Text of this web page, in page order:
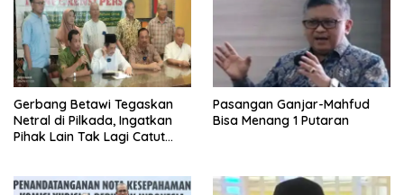
Gerbang Betawi Tegaskan
Netral di Pilkada, Ingatkan
Pihak Lain Tak Lagi Catut
Pasangan Ganjar-Mahfud
Bisa Menang 1 Putaran